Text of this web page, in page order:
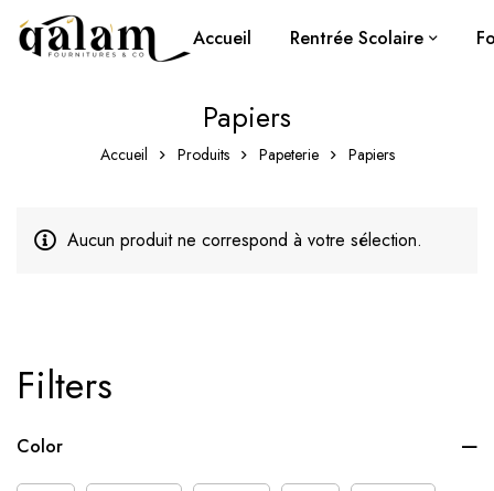
Accueil Rentrée Scolaire
Papiers
Accueil Produits Papeterie Papiers
Filters
Color
Aucun produit ne correspond à votre sélection.